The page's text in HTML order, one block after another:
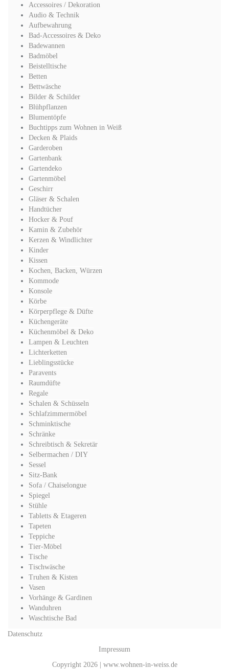
Accessoires / Dekoration
Audio & Technik
Aufbewahrung
Bad-Accessoires & Deko
Badewannen
Badmöbel
Beistelltische
Betten
Bettwäsche
Bilder & Schilder
Blühpflanzen
Blumentöpfe
Buchtipps zum Wohnen in Weiß
Decken & Plaids
Garderoben
Gartenbank
Gartendeko
Gartenmöbel
Geschirr
Gläser & Schalen
Handtücher
Hocker & Pouf
Kamin & Zubehör
Kerzen & Windlichter
Kinder
Kissen
Kochen, Backen, Würzen
Kommode
Konsole
Körbe
Körperpflege & Düfte
Küchengeräte
Küchenmöbel & Deko
Lampen & Leuchten
Lichterketten
Lieblingsstücke
Paravents
Raumdüfte
Regale
Schalen & Schüsseln
Schlafzimmermöbel
Schminktische
Schränke
Schreibtisch & Sekretär
Selbermachen / DIY
Sessel
Sitz-Bank
Sofa / Chaiselongue
Spiegel
Stühle
Tabletts & Etageren
Tapeten
Teppiche
Tier-Möbel
Tische
Tischwäsche
Truhen & Kisten
Vasen
Vorhänge & Gardinen
Wanduhren
Waschtische Bad
Datenschutz
Impressum
Copyright 2026 | www.wohnen-in-weiss.de